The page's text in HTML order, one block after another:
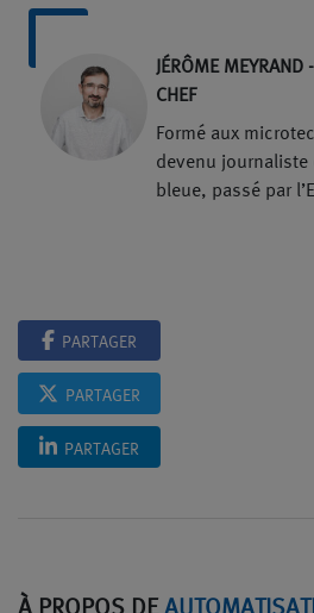
JÉRÔME MEYRAND
CHEF
Formé aux
devenu journaliste
bleue, passé par
PARTAGER
PARTAGER
PARTAGER